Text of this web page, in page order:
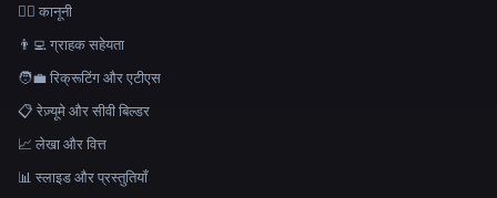
👩‍⚖️ कानूनी
👨‍💻 ग्राहक सहेयता
🧑‍💼 रिक्रूटिंग और एटीएस
📋 रेज़्यूमे और सीवी बिल्डर
📈 लेखा और वित्त
📊 स्लाइड और प्रस्तुतियाँ